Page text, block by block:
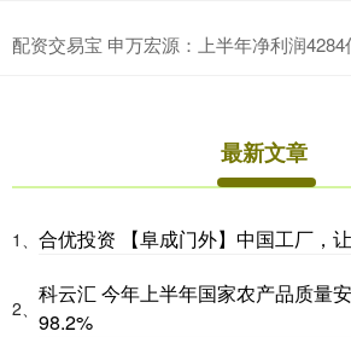
配资交易宝 申万宏源：上半年净利润
最新文章
1、 合优投资 【阜成门外】中国工厂，
2、
科云汇 今年上半年国家农产品质量
98.2%